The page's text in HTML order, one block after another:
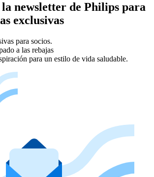
la newsletter de Philips para
exclusivas
para socios.
a las rebajas
para un estilo de vida saludable.